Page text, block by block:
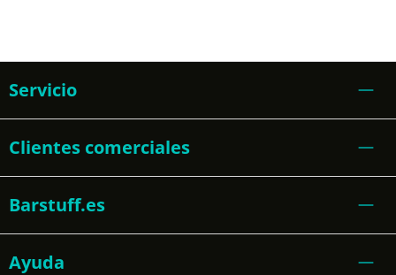
Servicio
Clientes comerciales
Barstuff.es
Ayuda